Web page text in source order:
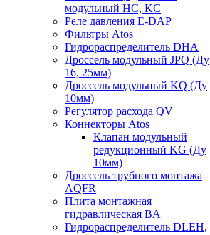
модульный HC, KC
Реле давления E-DAP
Фильтры Atos
Гидрораспределитель DHA
Дроссель модульный JPQ (Ду
16, 25мм)
Дроссель модульный KQ (Ду
10мм)
Регулятор расхода QV
Коннекторы Atos
Клапан модульный
редукционный KG (Ду
10мм)
Дроссель трубного монтажа
AQFR
Плита монтажная
гидравлическая BA
Гидрораспределитель DLEH,